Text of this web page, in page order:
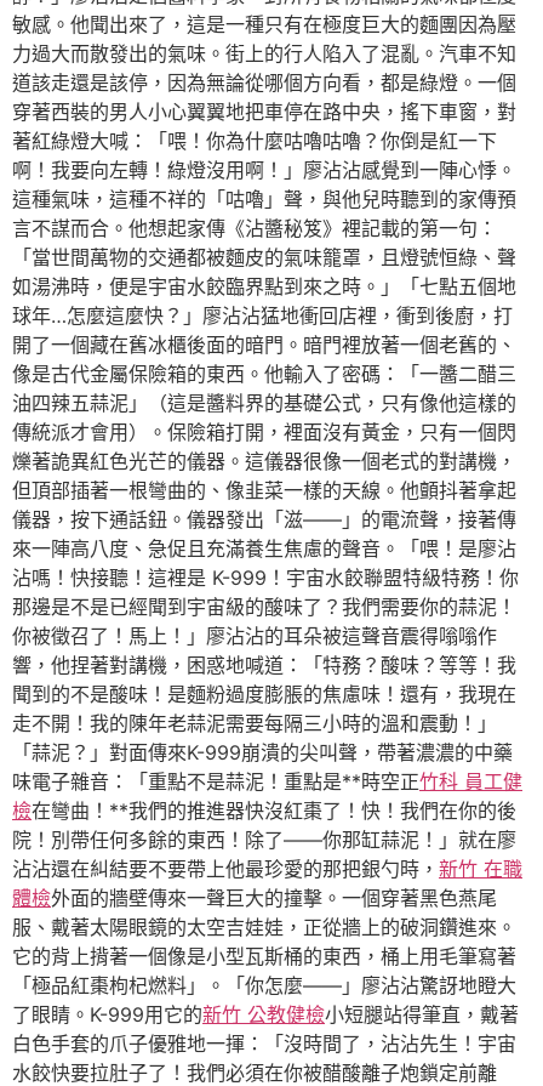
敏感。他聞出來了，這是一種只有在極度巨大的麵團因為壓
力過大而散發出的氣味。街上的行人陷入了混亂。汽車不知
道該走還是該停，因為無論從哪個方向看，都是綠燈。一個
穿著西裝的男人小心翼翼地把車停在路中央，搖下車窗，對
著紅綠燈大喊：「喂！你為什麼咕嚕咕嚕？你倒是紅一下
啊！我要向左轉！綠燈沒用啊！」廖沾沾感覺到一陣心悸。
這種氣味，這種不祥的「咕嚕」聲，與他兒時聽到的家傳預
言不謀而合。他想起家傳《沾醬秘笈》裡記載的第一句：
「當世間萬物的交通都被麵皮的氣味籠罩，且燈號恒綠、聲
如湯沸時，便是宇宙水餃臨界點到來之時。」「七點五個地
球年…怎麼這麼快？」廖沾沾猛地衝回店裡，衝到後廚，打
開了一個藏在舊冰櫃後面的暗門。暗門裡放著一個老舊的、
像是古代金屬保險箱的東西。他輸入了密碼：「一醬二醋三
油四辣五蒜泥」（這是醬料界的基礎公式，只有像他這樣的
傳統派才會用）。保險箱打開，裡面沒有黃金，只有一個閃
爍著詭異紅色光芒的儀器。這儀器很像一個老式的對講機，
但頂部插著一根彎曲的、像韭菜一樣的天線。他顫抖著拿起
儀器，按下通話鈕。儀器發出「滋——」的電流聲，接著傳
來一陣高八度、急促且充滿養生焦慮的聲音。「喂！是廖沾
沾嗎！快接聽！這裡是 K-999！宇宙水餃聯盟特級特務！你
那邊是不是已經聞到宇宙級的酸味了？我們需要你的蒜泥！
你被徵召了！馬上！」廖沾沾的耳朵被這聲音震得嗡嗡作
響，他捏著對講機，困惑地喊道：「特務？酸味？等等！我
聞到的不是酸味！是麵粉過度膨脹的焦慮味！還有，我現在
走不開！我的陳年老蒜泥需要每隔三小時的溫和震動！」
「蒜泥？」對面傳來K-999崩潰的尖叫聲，帶著濃濃的中藥
味電子雜音：「重點不是蒜泥！重點是**時空正竹科 員工健
檢在彎曲！**我們的推進器快沒紅棗了！快！我們在你的後
院！別帶任何多餘的東西！除了——你那缸蒜泥！」就在廖
沾沾還在糾結要不要帶上他最珍愛的那把銀勺時， 新竹 在職
體檢外面的牆壁傳來一聲巨大的撞擊。一個穿著黑色燕尾
服、戴著太陽眼鏡的太空吉娃娃，正從牆上的破洞鑽進來。
它的背上揹著一個像是小型瓦斯桶的東西，桶上用毛筆寫著
「極品紅棗枸杞燃料」。「你怎麼——」廖沾沾驚訝地瞪大
了眼睛。K-999用它的新竹 公教健檢小短腿站得筆直，戴著
白色手套的爪子優雅地一揮：「沒時間了，沾沾先生！宇宙
水餃快要拉肚子了！我們必須在你被醋酸離子炮鎖定前離